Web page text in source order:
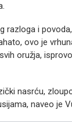
razloga i
ovo je
oružja,
nasrću,
naveo je